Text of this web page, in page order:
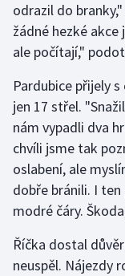
Moderní pětiboj
Motorsport
Olympijské hry
Parasport
Plavání
Plážový volejbal
Ragby
odrazil do
žádné hezké
ale počítají,"
Pardubice přijely
jen 17 střel.
nám vypadli dva
chvíli jsme tak
oslabení, ale
dobře bránili. I
modré čáry.
Říčka dostal
neuspěl. Nájezdy